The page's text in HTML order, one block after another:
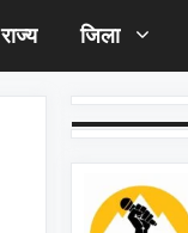
राज्य जिला